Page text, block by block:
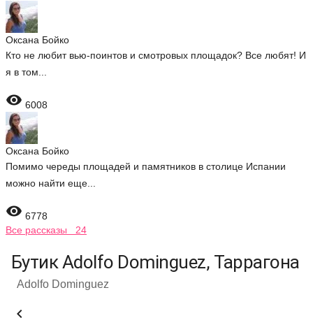
Оксана Бойко
Кто не любит вью-поинтов и смотровых площадок? Все любят! И
я в том...
 6008
Оксана Бойко
Помимо череды площадей и памятников в столице Испании
можно найти еще...
 6778
Все рассказы 24
Бутик Adolfo Dominguez, Таррагона
Adolfo Dominguez
